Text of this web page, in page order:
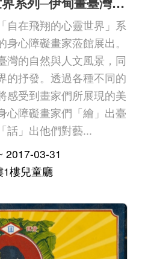
自在飛翔的心靈世界」系
心障礙畫家蒞館展出。
灣的自然與人文風景，同
的抒發。透過各種不同的
感受到畫家們所展現的美
心障礙畫家們「繪」出臺
話」出他們對藝...
2017-03-31
1樓兒童廳